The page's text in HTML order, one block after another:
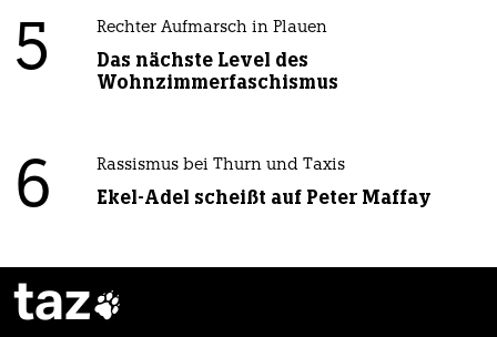
5 Rechter Aufmarsch in Plauen
Das nächste Level des
Wohnzimmerfaschismus
6 Rassismus bei Thurn und Taxis
Ekel-Adel scheißt auf Peter Maffay
taz